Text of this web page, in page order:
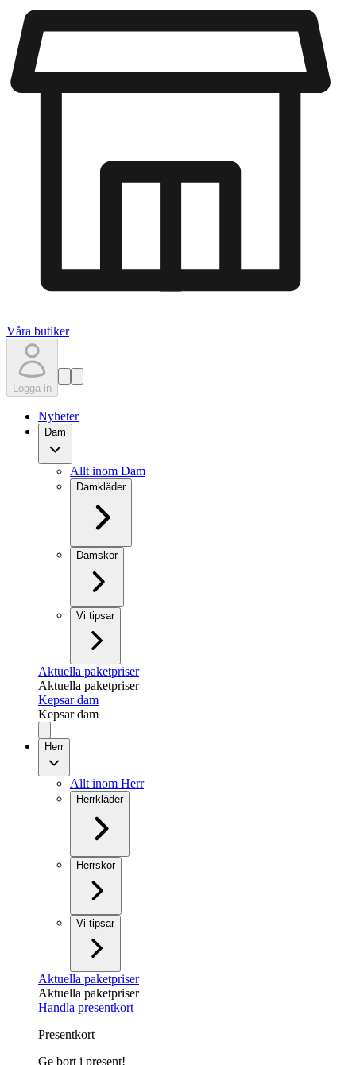
Våra butiker
Logga in
Nyheter
Dam
Allt inom Dam
Damkläder
Damskor
Vi tipsar
Aktuella paketpriser
Aktuella paketpriser
Kepsar dam
Kepsar dam
Herr
Allt inom Herr
Herrkläder
Herrskor
Vi tipsar
Aktuella paketpriser
Aktuella paketpriser
Handla presentkort
Presentkort
Ge bort i present!